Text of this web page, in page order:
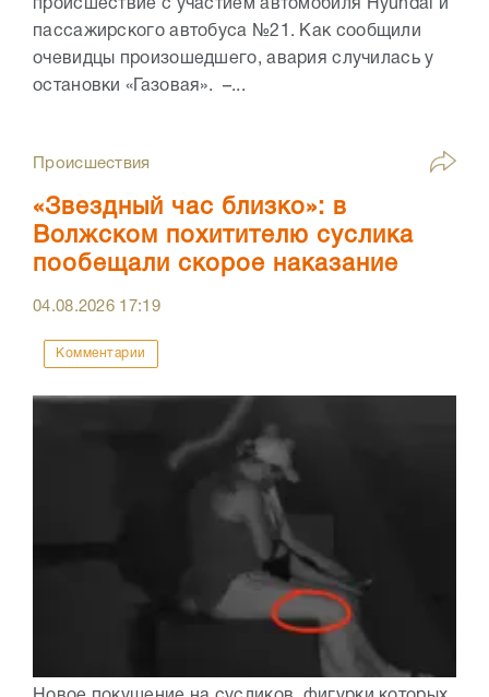
происшествие с участием автомобиля Hyundai и
пассажирского автобуса №21. Как сообщили
очевидцы произошедшего, авария случилась у
остановки «Газовая». –...
Происшествия
«Звездный час близко»: в
Волжском похитителю суслика
пообещали скорое наказание
04.08.2026 17:19
Комментарии